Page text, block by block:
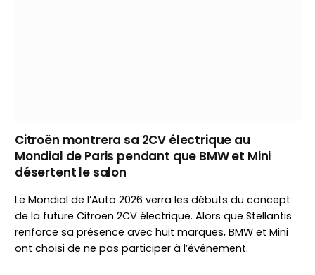
Citroën montrera sa 2CV électrique au
Mondial de Paris pendant que BMW et Mini
désertent le salon
Le Mondial de l’Auto 2026 verra les débuts du concept
de la future Citroën 2CV électrique. Alors que Stellantis
renforce sa présence avec huit marques, BMW et Mini
ont choisi de ne pas participer à l’événement.